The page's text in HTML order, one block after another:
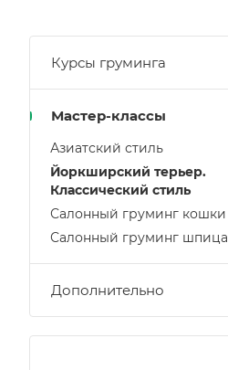
Курсы груминга
Мастер-классы
Азиатский стиль
Йоркширский терьер.
Классический стиль
Салонный груминг кошки
Салонный груминг шпица
Дополнительно